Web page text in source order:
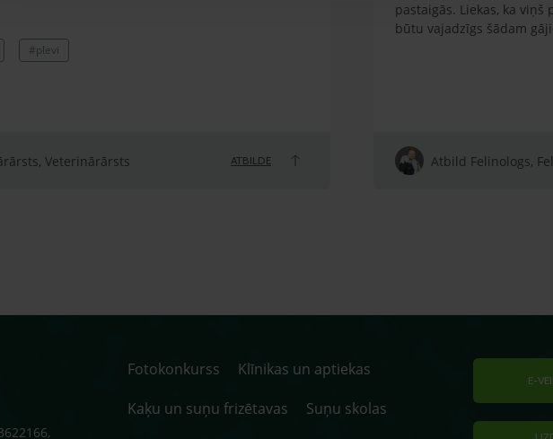
#plevi
Veterinārārsts ATBILDE
pastaigās. Liekas, ka
būtu vajadzīgs šādam
Atbild Felinologs,
Fotokonkurss
Klīnikas un aptiekas
Kaķu un suņu frizētavas
Suņu skolas
E-